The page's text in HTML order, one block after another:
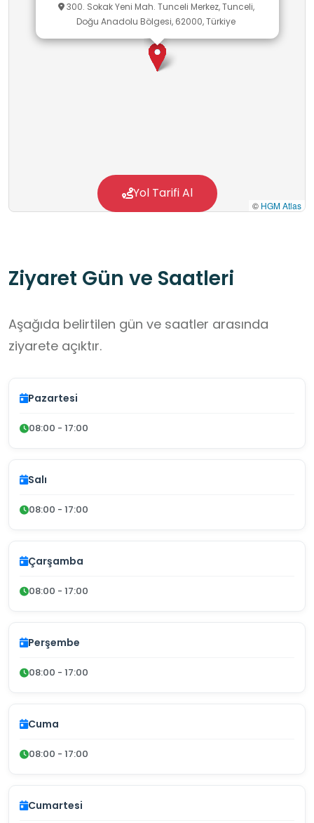
teorik bilgilerin uygulamayla ilişkilendirilmesini
destekleyerek kalıcı öğrenmeye katkı sağlar.
300. Sokak Yeni Mah. Tunceli Merkez, Tunceli,
Doğu Anadolu Bölgesi, 62000, Türkiye
© HGM Atlas
Yol Tarifi Al
Ziyaret Gün ve Saatleri
Aşağıda belirtilen gün ve saatler arasında
ziyarete açıktır.
Pazartesi
08:00 - 17:00
Salı
08:00 - 17:00
Çarşamba
08:00 - 17:00
Perşembe
08:00 - 17:00
Cuma
08:00 - 17:00
Cumartesi